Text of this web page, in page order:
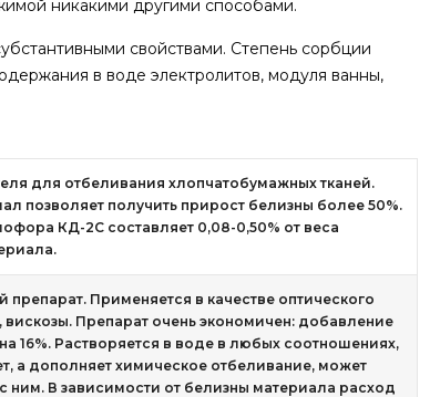
никакими другими способами.
свойствами. Степень сорбции
в воде электролитов, модуля ванны,
для отбеливания хлопчатобумажных тканей.
позволяет получить прирост белизны более 50%.
КД-2С составляет 0,08-0,50% от веса
Применяется в качестве оптического
Препарат очень экономичен: добавление
16%. Растворяется в воде в любых соотношениях,
а дополняет химическое отбеливание, может
В зависимости от белизны материала расход